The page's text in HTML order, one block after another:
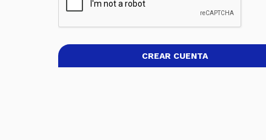
CREAR CUENTA